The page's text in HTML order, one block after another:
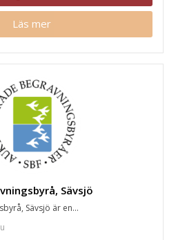
Läs mer
Sävsjö
Sävsjö är en...